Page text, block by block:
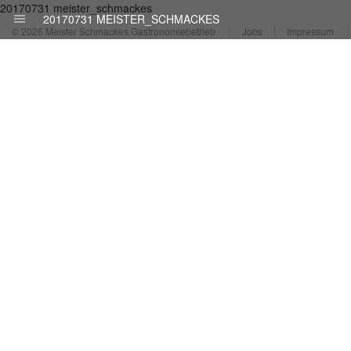
20170731 MEISTER_SCHMACKES
20170731 meister_schmackes
© 2026 Meister Schmackes Gastronomiebetrieb Jobs Impressum